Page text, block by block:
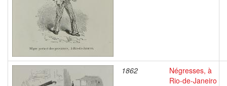
1862
Négresses, à
Rio-de-Janeiro